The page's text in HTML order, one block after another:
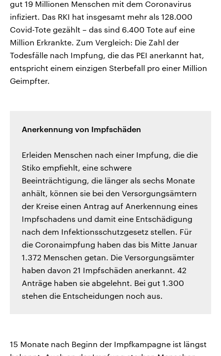
gut 19 Millionen Menschen mit dem Coronavirus
infiziert. Das RKI hat insgesamt mehr als 128.000
Covid-Tote gezählt – das sind 6.400 Tote auf eine
Million Erkrankte. Zum Vergleich: Die Zahl der
Todesfälle nach Impfung, die das PEI anerkannt hat,
entspricht einem einzigen Sterbefall pro einer Million
Geimpfter.
Anerkennung von Impfschäden
Erleiden Menschen nach einer Impfung, die die
Stiko empfiehlt, eine schwere
Beeinträchtigung, die länger als sechs Monate
anhält, können sie bei den Versorgungsämtern
der Kreise einen Antrag auf Anerkennung eines
Impfschadens und damit eine Entschädigung
nach dem Infektionsschutzgesetz stellen. Für
die Coronaimpfung haben das bis Mitte Januar
1.372 Menschen getan. Die Versorgungsämter
haben davon 21 Impfschäden anerkannt. 42
Anträge haben sie abgelehnt. Bei gut 1.300
stehen die Entscheidungen noch aus.
15 Monate nach Beginn der Impfkampagne ist längst